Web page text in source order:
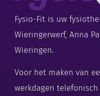
Fysio-Fit is uw
Wieringerwerf, Anna
Wieringen.
Voor het maken van
werkdagen